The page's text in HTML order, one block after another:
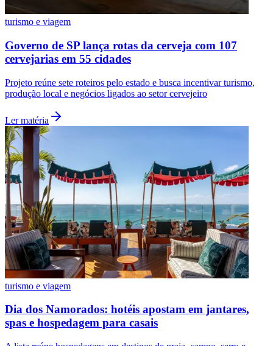
turismo e viagem
Governo de SP lança rotas da cerveja com 107
cervejarias em 55 cidades
Projeto reúne sete roteiros pelo estado e busca incentivar turismo,
produção local e negócios ligados ao setor cervejeiro
Ler matéria
turismo e viagem
Dia dos Namorados: hotéis apostam em jantares,
spas e hospedagem para casais